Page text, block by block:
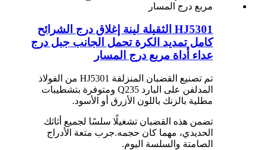
HJ5301 الثقيلة لينة إغلاق درج الشرائح
كامل تمديد الكرة تحمل الجانب جبل درج
عداء أداة مربع درج المسار
تم تصنيع القضبان المنزلقة HJ5301 من الفولاذ
المدلفن على البارد Q235 ومتوفرة بتشطيبات
مطلية بالزنك باللون الأزرق أو الأسود.
تضمن هذه القضبان تشغيلًا سلسًا لجميع أثاثك
الحديدي، مهما كان حجمه.جرب متعة الأدراج
الصامتة والسلسة اليوم.